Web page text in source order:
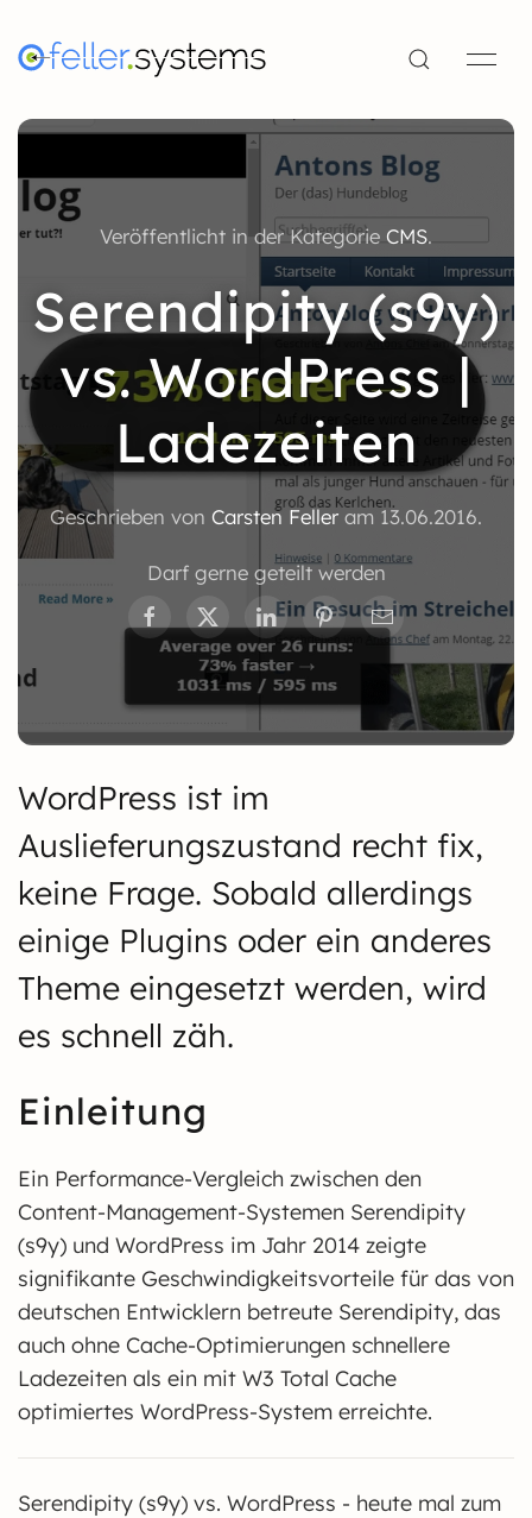
Veröffentlicht in der Kategorie CMS.
Serendipity (s9y)
vs. WordPress |
Ladezeiten
Geschrieben von Carsten Feller am 13.06.2016.
Darf gerne geteilt werden
WordPress ist im
Auslieferungszustand recht fix,
keine Frage. Sobald allerdings
einige Plugins oder ein anderes
Theme eingesetzt werden, wird
es schnell zäh.
Einleitung
Ein Performance-Vergleich zwischen den
Content-Management-Systemen Serendipity
(s9y) und WordPress im Jahr 2014 zeigte
signifikante Geschwindigkeitsvorteile für das von
deutschen Entwicklern betreute Serendipity, das
auch ohne Cache-Optimierungen schnellere
Ladezeiten als ein mit W3 Total Cache
optimiertes WordPress-System erreichte.
Serendipity (s9y) vs. WordPress - heute mal zum